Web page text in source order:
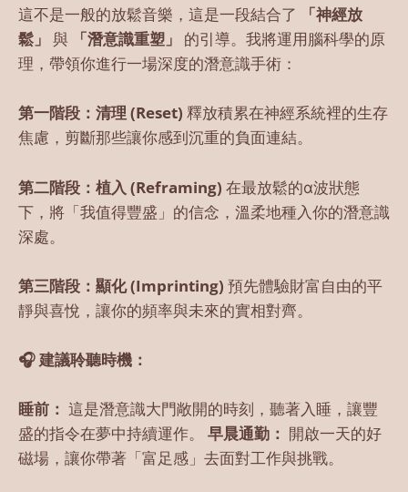
這不是一般的放鬆音樂，這是一段結合了
「神經放
鬆」 與 「潛意識重塑」
的引導。我將運用腦科學的原
理，帶領你進行一場深度的潛意識手術：
第一階段：清理 (Reset) 釋放積累在神經系統裡的生存
焦慮，剪斷那些讓你感到沉重的負面連結。
第二階段：植入 (Reframing) 在最放鬆的α波狀態
下，將「我值得豐盛」的信念，溫柔地種入你的潛意識
深處。
第三階段：顯化 (Imprinting) 預先體驗財富自由的平
靜與喜悅，讓你的頻率與未來的實相對齊。
🎧 建議聆聽時機：
睡前： 這是潛意識大門敞開的時刻，聽著入睡，讓豐
盛的指令在夢中持續運作。 早晨通勤： 開啟一天的好
磁場，讓你帶著「富足感」去面對工作與挑戰。